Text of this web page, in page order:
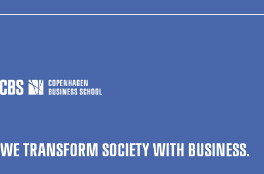
WE TRANSFORM SOCIETY WITH BUSINESS.